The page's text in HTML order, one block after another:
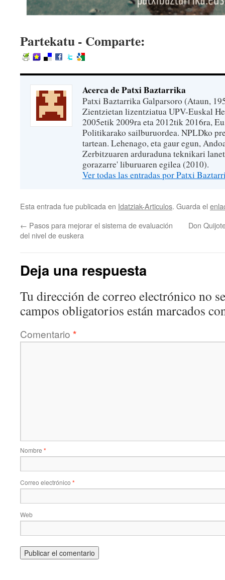
Partekatu - Comparte:
Acerca de Patxi Baztarrika
Patxi Baztarrika Galparsoro (Ataun,
Zientzietan lizentziatua UPV-Euskal
2005etik 2009ra eta 2012tik 2016ra,
Politikarako sailburuordea. NPLDko
tartean. Lehenago, eta gaur egun,
Zerbitzuaren arduraduna teknikari
gorazarre' liburuaren egilea (2010).
Ver todas las entradas por Patxi
Esta entrada fue publicada en Idatziak-Articulos. Guarda el
← Pasos para mejorar el sistema de evaluación
del nivel de euskera
Don
Deja una respuesta
Tu dirección de correo electrónico no
campos obligatorios están marcados
Comentario *
Nombre *
Correo electrónico *
Web